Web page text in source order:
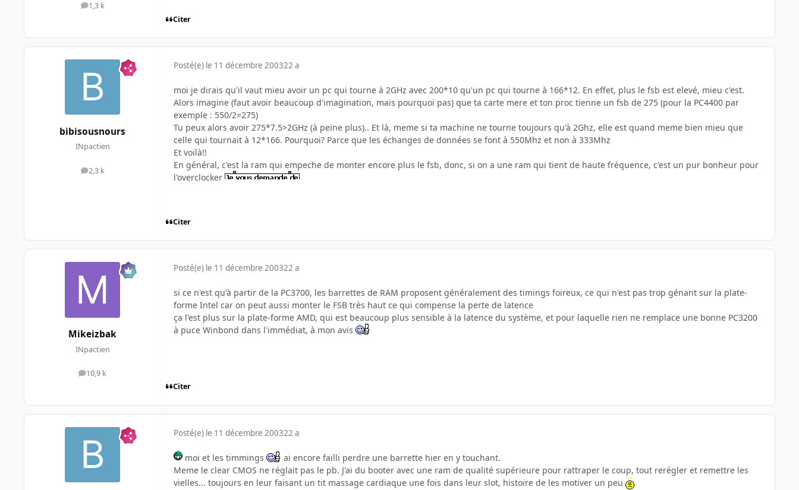
1,3 k
messages
Citer
bibisousnours
INpactien
2,3 k
messages
Posté(e) le 11 décembre 200322 a
moi je dirais qu'il vaut mieu avoir un pc qui tourne à 2GHz avec 200*10 qu'un pc qui tourne à 166*12. En effet, plus le fsb est elevé, mieu c'est.
Alors imagine (faut avoir beaucoup d'imagination, mais pourquoi pas) que ta carte mere et ton proc tienne un fsb de 275 (pour la PC4400 par
exemple : 550/2=275)
Tu peux alors avoir 275*7.5>2GHz (à peine plus).. Et là, meme si ta machine ne tourne toujours qu'à 2Ghz, elle est quand meme bien mieu que
celle qui tournait à 12*166. Pourquoi? Parce que les échanges de données se font à 550Mhz et non à 333Mhz
Et voilà!!
En général, c'est la ram qui empeche de monter encore plus le fsb, donc, si on a une ram qui tient de haute fréquence, c'est un pur bonheur pour
l'overclocker
Citer
Mikeizbak
INpactien
10,9 k
messages
Posté(e) le 11 décembre 200322 a
si ce n'est qu'à partir de la PC3700, les barrettes de RAM proposent généralement des timings foireux, ce qui n'est pas trop génant sur la plate-
forme Intel car on peut aussi monter le FSB très haut ce qui compense la perte de latence
ça l'est plus sur la plate-forme AMD, qui est beaucoup plus sensible à la latence du système, et pour laquelle rien ne remplace une bonne PC3200
à puce Winbond dans l'immédiat, à mon avis
Citer
Posté(e) le 11 décembre 200322 a
moi et les timmings
ai encore failli perdre une barrette hier en y touchant.
Meme le clear CMOS ne réglait pas le pb. J'ai du booter avec une ram de qualité supérieure pour rattraper le coup, tout rerégler et remettre les
vielles... toujours en leur faisant un tit massage cardiaque une fois dans leur slot, histoire de les motiver un peu